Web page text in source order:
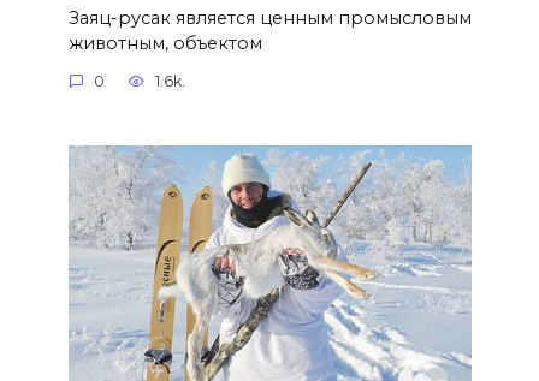
Заяц-русак является ценным промысловым
животным, объектом
0 1.6k.